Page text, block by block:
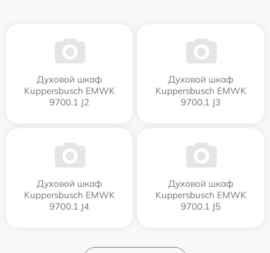
Духовой шкаф
Kuppersbusch EMWK
9700.1 J2
Духовой шкаф
Kuppersbusch EMWK
9700.1 J3
Духовой шкаф
Kuppersbusch EMWK
9700.1 J4
Духовой шкаф
Kuppersbusch EMWK
9700.1 J5